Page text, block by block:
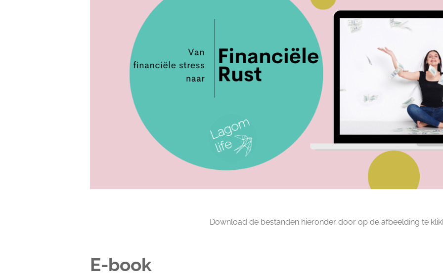
Download de bestanden hieronder door op de afbeelding te
E-book